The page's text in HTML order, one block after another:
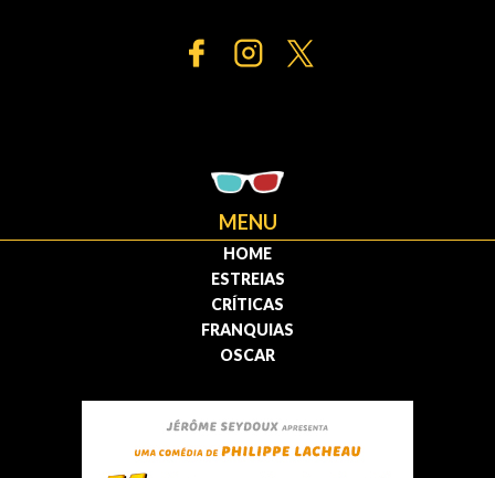
MENU
HOME
ESTREIAS
CRÍTICAS
FRANQUIAS
OSCAR